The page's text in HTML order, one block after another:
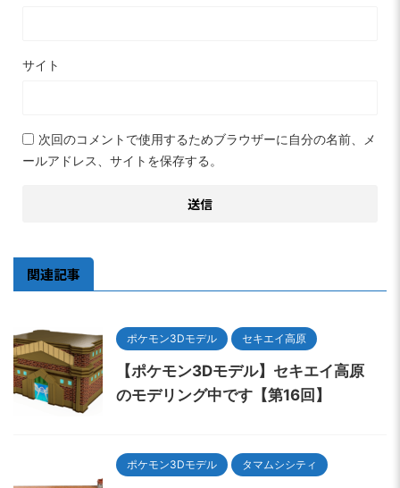
サイト
次回のコメントで使用するためブラウザーに自分の名前、メ
ールアドレス、サイトを保存する。
関連記事
ポケモン3Dモデル セキエイ高原
【ポケモン3Dモデル】セキエイ高原
のモデリング中です【第16回】
ポケモン3Dモデル タマムシシティ